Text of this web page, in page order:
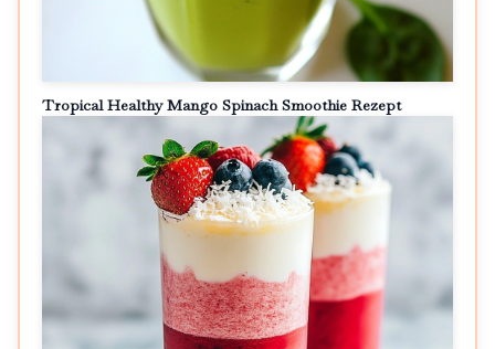
Tropical Healthy Mango Spinach Smoothie Rezept